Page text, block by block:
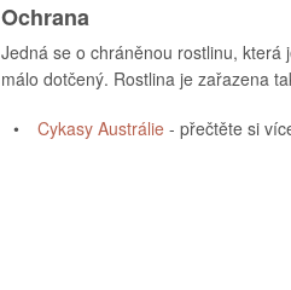
Ochrana
Jedná se o chráněnou rostlinu, která
málo dotčený. Rostlina je zařazena
• Cykasy Austrálie - přečtěte si